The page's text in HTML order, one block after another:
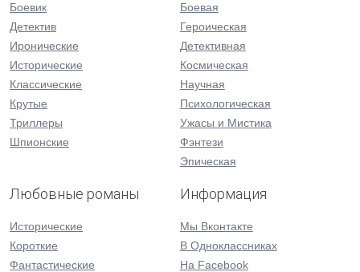
Боевик
Детектив
Иронические
Исторические
Классические
Крутые
Триллеры
Шпионские
Боевая
Героическая
Детективная
Космическая
Научная
Психологическая
Ужасы и Мистика
Фэнтези
Эпическая
Любовные романы
Исторические
Короткие
Фантастические
Информация
Мы Вконтакте
В Одноклассниках
На Facebook